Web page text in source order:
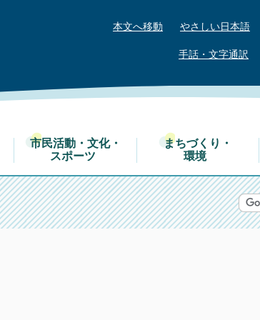
本文へ移動 やさしい日本語
手話・文字通訳
市民活動・文化・
スポーツ
まちづくり・
環境